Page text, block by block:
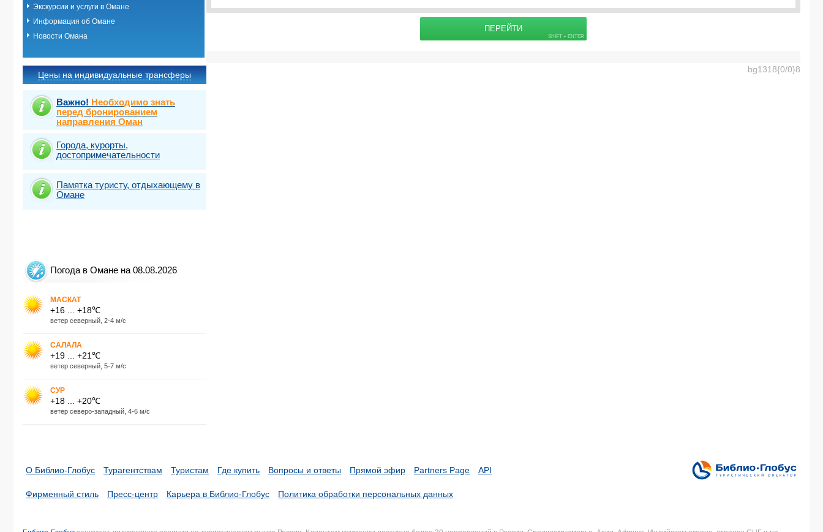
Экскурсии и услуги в Омане
Информация об Омане
Новости Омана
Цены на индивидуальные трансферы
Важно! Необходимо знать
перед бронированием
направления Оман
Города, курорты,
достопримечательности
Памятка туристу, отдыхающему в
Омане
Погода в Омане на 08.08.2026
МАСКАТ
+16 ... +18℃
ветер северный, 2-4 м/с
САЛАЛА
+19 ... +21℃
ветер северный, 5-7 м/с
СУР
+18 ... +20℃
ветер северо-западный, 4-6 м/с
ПЕРЕЙТИ
bg1318{0/0}8
О Библио-Глобус Турагентствам Туристам Где купить Вопросы и ответы Прямой эфир Partners Page API
Фирменный стиль Пресс-центр Карьера в Библио-Глобус Политика обработки персональных данных